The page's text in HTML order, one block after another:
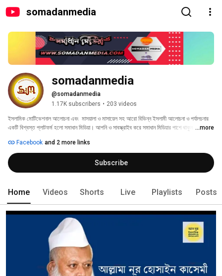
somadanmedia
somadanmedia
@somadanmedia
1.17K subscribers • 203 videos
ইসলামিক মোটিভেশনাল আলোচনা এবং  মাসয়ালা ও মাসায়েল সহ আরো বিভিন্ন ইসলামী আলোচনা ও পর্যালচনার
একটি বিশ্বস্ত প্লাটফর্ম হলো সমাধান মিডিয়া। আপনি ও সাবস্ক্রাইব করে সমাধান মিডিয়ার পাশে থাকুন। ...more
Facebook and 2 more links
Subscribe
Home Videos Shorts Live Playlists Posts